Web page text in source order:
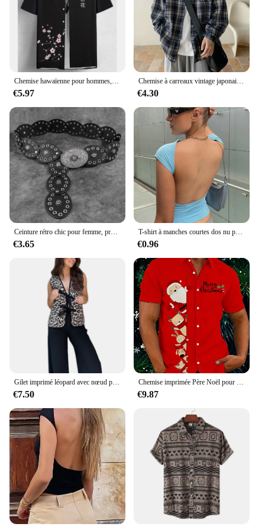
€5.97
Chemise à carreaux vintage japonaise pour hommes, manches longues, nouveau modèle, adt-fit, décontracté, haut de gamme, drapeau, veste pour hommes, printemps, automne
€4.30
€3.65
T-shirt à manches courtes dos nu pour femmes, tenue multi-usages, slim, basique, slim, découpé, sexy, été, 2023
€0.96
Gilet imprimé léopard avec nœud papillon pour femme, cardigan à col en V, veste décontractée en émail, nouveau, 2024
€7.50
Chemise imprimée Père Noël pour hommes, chemise décontractée pour documents d'abonnés, manches de sport hawaïennes, vêtements de plage d'été, mode de Noël
€9.87